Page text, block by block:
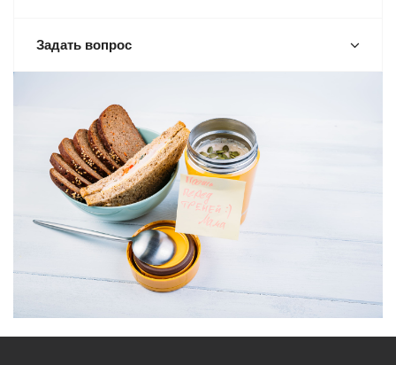
Задать вопрос